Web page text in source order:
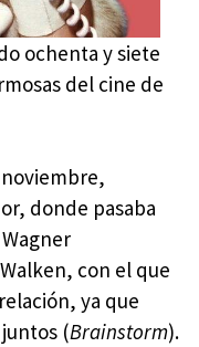
ochenta y siete
del cine de
donde pasaba
con el que
ya que
(Brainstorm).